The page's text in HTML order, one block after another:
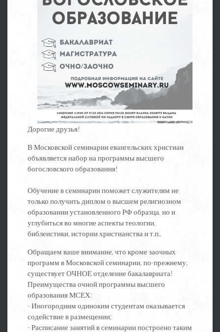
Дорогие друзья!
В Московской семинарии евангельских христиан
объявляется набор на программы высшего
богословского образования!
Обучение в семинарии поможет служителям не
только получить диплом о высшем религиозном
образовании установленного РФ образца, но и
углубиться во многие аспекты теологии,
библеистики, истории христианства и т.п..
Обращаем ваше внимание, что кроме заочных
программ в Московской семинарии, по-прежнему,
существует ОЧНОЕ отделение бакалавриата!
Преимущества очной программы высшего
образования МСЕХ:
- Иногородним одиноким студентам оказывается
содействие в размещении;
- Расписание занятий в семинарии построено таким